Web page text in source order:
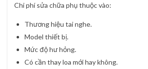
Chi phí sửa chữa phụ thuộc vào:
Thương hiệu tai nghe.
Model thiết bị.
Mức độ hư hỏng.
Có cần thay loa mới hay không.